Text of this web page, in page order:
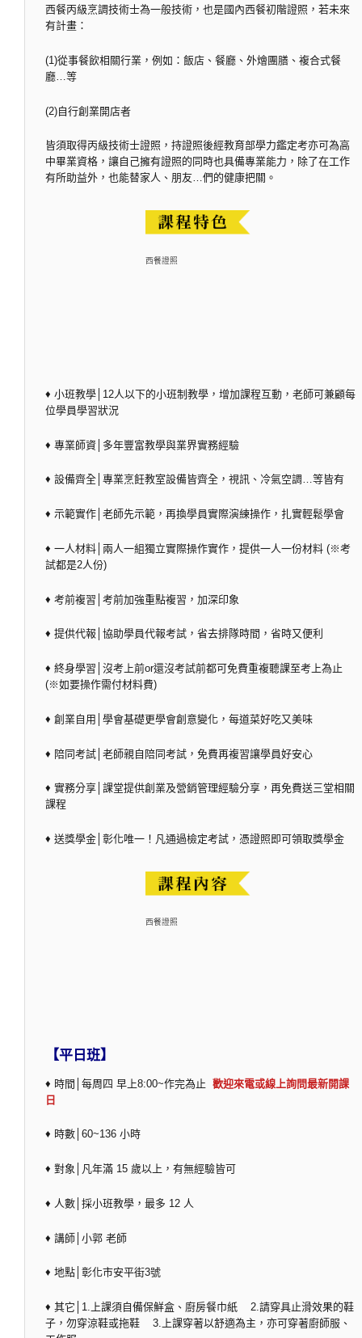
西餐丙級烹調技術士為一般技術，也是國內西餐初階證照，若未來
有計畫：
(1)從事餐飲相關行業，例如：飯店、餐廳、外燴團膳、複合式餐
廳…等
(2)自行創業開店者
皆須取得丙級技術士證照，持證照後經教育部學力鑑定考亦可為高
中畢業資格，讓自己擁有證照的同時也具備專業能力，除了在工作
有所助益外，也能替家人、朋友…們的健康把關。
西餐證照
♦ 小班教學│12人以下的小班制教學，增加課程互動，老師可兼顧每
位學員學習狀況
♦ 專業師資│多年豐富教學與業界實務經驗
♦ 設備齊全│專業烹飪教室設備皆齊全，視訊、冷氣空調…等皆有
♦ 示範實作│老師先示範，再換學員實際演練操作，扎實輕鬆學會
♦ 一人材料│兩人一組獨立實際操作實作，提供一人一份材料 (※考
試都是2人份)
♦ 考前複習│考前加強重點複習，加深印象
♦ 提供代報│協助學員代報考試，省去排隊時間，省時又便利
♦ 終身學習│沒考上前or還沒考試前都可免費重複聽課至考上為止
(※如要操作需付材料費)
♦ 創業自用│學會基礎更學會創意變化，每道菜好吃又美味
♦ 陪同考試│老師親自陪同考試，免費再複習讓學員好安心
♦ 實務分享│課堂提供創業及營銷管理經驗分享，再免費送三堂相關
課程
♦ 送獎學金│彰化唯一！凡通過檢定考試，憑證照即可領取獎學金
西餐證照
【平日班】
♦ 時間│每周四 早上8:00~作完為止 歡迎來電或線上詢問最新開課
日
♦ 時數│60~136 小時
♦ 對象│凡年滿 15 歲以上，有無經驗皆可
♦ 人數│採小班教學，最多 12 人
♦ 講師│小郭 老師
♦ 地點│彰化市安平街3號
♦ 其它│1.上課須自備保鮮盒、廚房餐巾紙 2.請穿具止滑效果的鞋
子，勿穿涼鞋或拖鞋 3.上課穿著以舒適為主，亦可穿著廚師服、